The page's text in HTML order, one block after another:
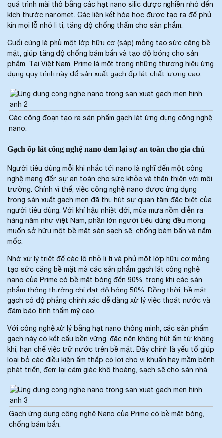
quá trình mài thô bằng các hạt nano silic được nghiền nhỏ đến
kích thước nanomet. Các liên kết hóa học được tạo ra để phủ
kín mọi lỗ nhỏ li ti, tăng độ chống thấm cho sản phẩm.
Cuối cùng là phủ một lớp hữu cơ (sáp) mỏng tạo sức căng bề
mặt, giúp tăng độ chống bám bẩn và tạo độ bóng cho sản
phẩm. Tại Việt Nam, Prime là một trong những thương hiệu ứng
dụng quy trình này để sản xuất gạch ốp lát chất lượng cao.
Các công đoạn tạo ra sản phẩm gạch lát ứng dụng công nghệ
nano.
Gạch ốp lát công nghệ nano đem lại sự an toàn cho gia chủ
Người tiêu dùng mỗi khi nhắc tới nano là nghĩ đến một công
nghệ mang đến sự an toàn cho sức khỏe và thân thiện với môi
trường. Chính vì thế, việc công nghệ nano được ứng dụng
trong sản xuất gạch men đã thu hút sự quan tâm đặc biệt của
người tiêu dùng. Với khí hậu nhiệt đới, mùa mưa nồm diễn ra
hàng năm như Việt Nam, phần lớn người tiêu dùng đều mong
muốn sở hữu một bề mặt sàn sạch sẽ, chống bám bẩn và nấm
mốc.
Nhờ xử lý triệt để các lỗ nhỏ li ti và phủ một lớp hữu cơ mỏng
tạo sức căng bề mặt mà các sản phẩm gạch lát công nghệ
nano của Prime có bề mặt bóng đến 90%, trong khi các sản
phẩm thông thường chỉ đạt độ bóng 50%. Đồng thời, bề mặt
gạch có độ phẳng chính xác dễ dàng xử lý việc thoát nước và
đảm bảo tính thẩm mỹ cao.
Với công nghệ xử lý bằng hạt nano thông minh, các sản phẩm
gạch này có kết cấu bền vững, đặc nên không hút ẩm từ không
khí, hạn chế việc trữ nước trên bề mặt. Đây chính là yếu tố giúp
loại bỏ các điều kiện ẩm thấp có lợi cho vi khuẩn hay mầm bệnh
phát triển, đem lại cảm giác khô thoáng, sạch sẽ cho sàn nhà.
Gạch ứng dụng công nghệ Nano của Prime có bề mặt bóng,
chống bám bẩn.